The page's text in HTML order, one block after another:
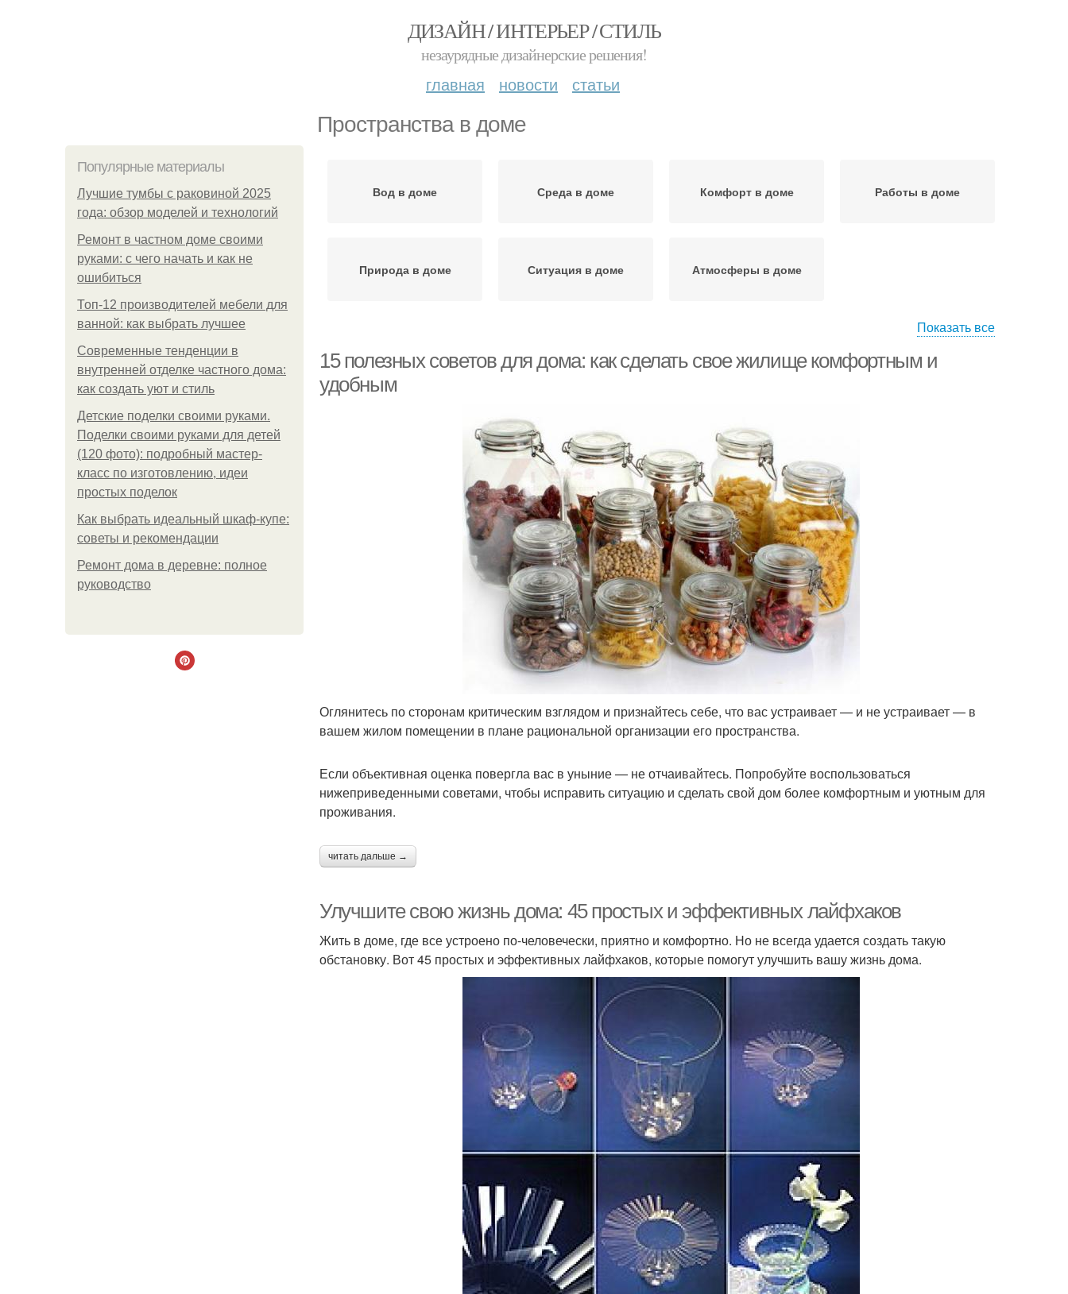
ДИЗАЙН / ИНТЕРЬЕР / СТИЛЬ
незаурядные дизайнерские решения!
главная новости статьи
Пространства в доме
Популярные материалы
Лучшие тумбы с раковиной 2025
года: обзор моделей и технологий
Ремонт в частном доме своими
руками: с чего начать и как не
ошибиться
Топ-12 производителей мебели для
ванной: как выбрать лучшее
Современные тенденции в
внутренней отделке частного дома:
как создать уют и стиль
Детские поделки своими руками.
Поделки своими руками для детей
(120 фото): подробный мастер-
класс по изготовлению, идеи
простых поделок
Как выбрать идеальный шкаф-купе:
советы и рекомендации
Ремонт дома в деревне: полное
руководство
Вод в доме Среда в доме Комфорт в доме Работы в доме
Природа в доме Ситуация в доме Атмосферы в доме
Показать все
15 полезных советов для дома: как сделать свое жилище комфортным и
удобным
Оглянитесь по сторонам критическим взглядом и признайтесь себе, что вас устраивает — и не устраивает — в
вашем жилом помещении в плане рациональной организации его пространства.
Если объективная оценка повергла вас в уныние — не отчаивайтесь. Попробуйте воспользоваться
нижеприведенными советами, чтобы исправить ситуацию и сделать свой дом более комфортным и уютным для
проживания.
читать дальше →
Улучшите свою жизнь дома: 45 простых и эффективных лайфхаков
Жить в доме, где все устроено по-человечески, приятно и комфортно. Но не всегда удается создать такую
обстановку. Вот 45 простых и эффективных лайфхаков, которые помогут улучшить вашу жизнь дома.